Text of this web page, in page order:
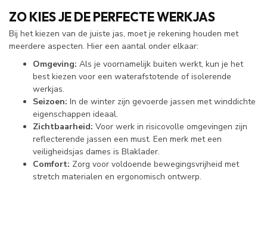
ZO KIES JE DE PERFECTE WERKJAS
Bij het kiezen van de juiste jas, moet je rekening houden met
meerdere aspecten. Hier een aantal onder elkaar:
Omgeving: Als je voornamelijk buiten werkt, kun je het
best kiezen voor een waterafstotende of isolerende
werkjas.
Seizoen: In de winter zijn gevoerde jassen met winddichte
eigenschappen ideaal.
Zichtbaarheid: Voor werk in risicovolle omgevingen zijn
reflecterende jassen een must. Een merk met een
veiligheidsjas dames is Blaklader.
Comfort: Zorg voor voldoende bewegingsvrijheid met
stretch materialen en ergonomisch ontwerp.